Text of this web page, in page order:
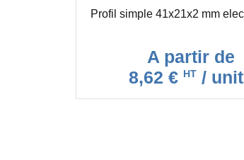
Plaque 2 trous pour rail 41 EZ
Plaque de verrouillage
Plaque en L pour rail 41
Plaque en T pour rail 41
Profil simple 41x21x2 mm
A partir de
8,62 € HT/